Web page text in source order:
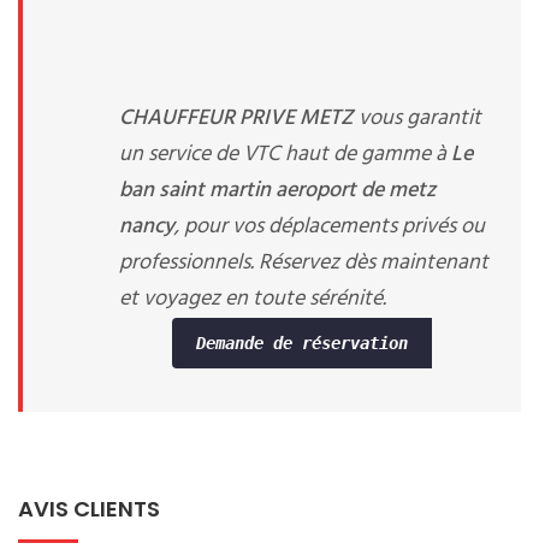
CHAUFFEUR PRIVE METZvous garantit
un service de VTC haut de gamme àLe
ban saint martin aeroport de metz
nancy, pour vos déplacements privés ou
professionnels. Réservez dès maintenant
et voyagez en toute sérénité.
Demande de réservation
AVIS CLIENTS